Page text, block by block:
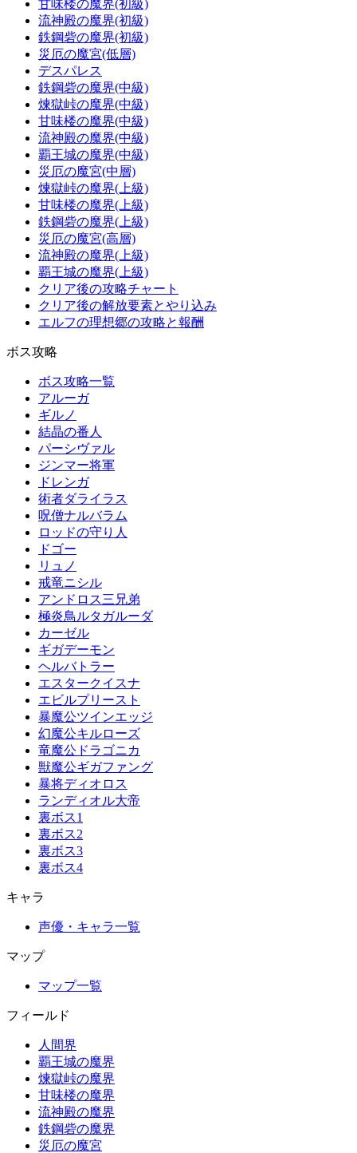
甘味楼の魔界(初級)
流神殿の魔界(初級)
鉄鋼砦の魔界(初級)
災厄の魔宮(低層)
デスパレス
鉄鋼砦の魔界(中級)
煉獄峠の魔界(中級)
甘味楼の魔界(中級)
流神殿の魔界(中級)
覇王城の魔界(中級)
災厄の魔宮(中層)
煉獄峠の魔界(上級)
甘味楼の魔界(上級)
鉄鋼砦の魔界(上級)
災厄の魔宮(高層)
流神殿の魔界(上級)
覇王城の魔界(上級)
クリア後の攻略チャート
クリア後の解放要素とやり込み
エルフの理想郷の攻略と報酬
ボス攻略
ボス攻略一覧
アルーガ
ギルノ
結晶の番人
パーシヴァル
ジンマー将軍
ドレンガ
術者ダライラス
呪僧ナルバラム
ロッドの守り人
ドゴー
リュノ
戒竜ニシル
アンドロス三兄弟
極炎鳥ルタガルーダ
カーゼル
ギガデーモン
ヘルバトラー
エスタークイスナ
エビルプリースト
暴魔公ツインエッジ
幻魔公キルローズ
竜魔公ドラゴニカ
獣魔公ギガファング
暴将ディオロス
ランディオル大帝
裏ボス1
裏ボス2
裏ボス3
裏ボス4
キャラ
声優・キャラ一覧
マップ
マップ一覧
フィールド
人間界
覇王城の魔界
煉獄峠の魔界
甘味楼の魔界
流神殿の魔界
鉄鋼砦の魔界
災厄の魔宮